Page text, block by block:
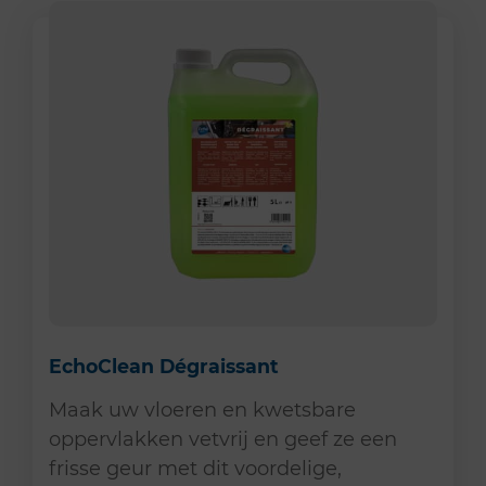
EchoClean Dégraissant
Maak uw vloeren en kwetsbare
oppervlakken vetvrij en geef ze een
frisse geur met dit voordelige,